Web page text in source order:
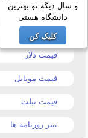
قیمت خودرو
قیمت طلا و سکه
قیمت دلار
قیمت موبایل
قیمت تبلت
تیتر روزنامه ها
و سال دیگه تو بهترین
دانشگاه هستی
کلیک کن